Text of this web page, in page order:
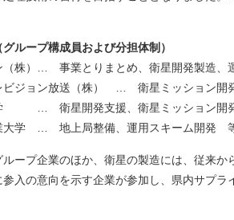
ループ構成員および分担体制）
）… 事業とりまとめ、衛星開発製造、
ョン放送（株） … 衛星ミッション開発
星開発支援、衛星ミッション開発
… 地上局整備、運用スキーム開発
企業のほか、衛星の製造には、従来から
意向を示す企業が参加し、県内サプライ